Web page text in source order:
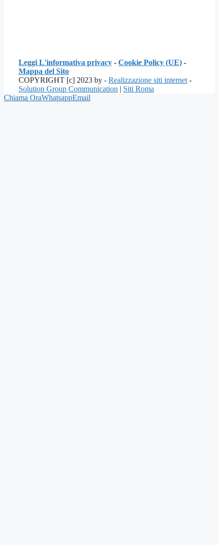
Leggi L'informativa privacy - Cookie Policy (UE) -
Mappa del Sito
COPYRIGHT [c] 2023 by - Realizzazione siti internet -
Solution Group Communication | Siti Roma
Chiama OraWhatsappEmail